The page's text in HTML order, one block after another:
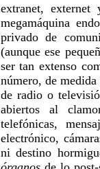
extranet, externet
megamáquina
privado de
(aunque ese
ser tan extenso
número, de
de radio o
abiertos al
telefónicas,
electrónico,
ni destino